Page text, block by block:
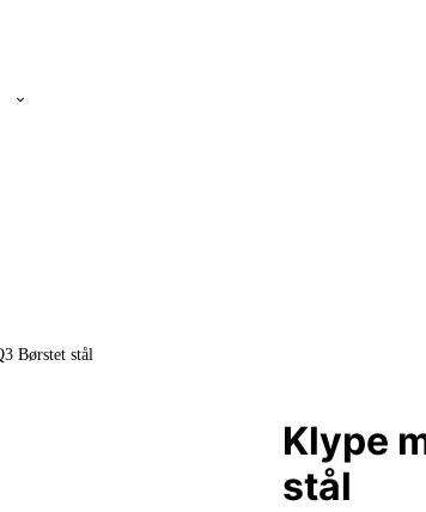
Børstet stål
Klype
stål